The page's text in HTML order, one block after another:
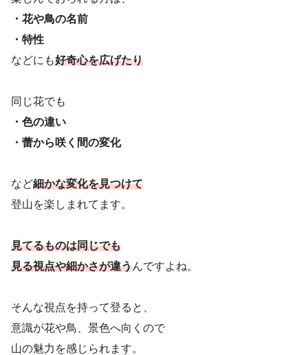
・花や鳥の名前
・特性
などにも好奇心を広げたり
同じ花でも
・色の違い
・蕾から咲く間の変化
など細かな変化を見つけて
登山を楽しまれてます。
見てるものは同じでも
見る視点や細かさが違うんですよね。
そんな視点を持って登ると、
意識が花や鳥、景色へ向くので
山の魅力を感じられます。